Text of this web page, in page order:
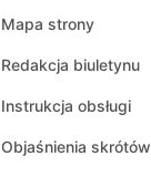
Mapa strony
Redakcja biuletynu
Instrukcja obsługi
Objaśnienia skrótów